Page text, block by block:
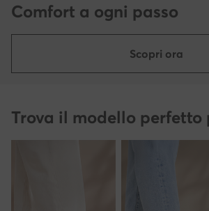
Comfort a ogni passo
Scopri ora
Trova il modello perfetto